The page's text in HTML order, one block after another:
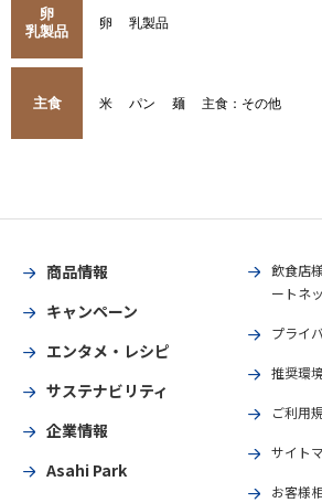
卵
乳製品
卵 乳製品
主食 米 パン 麺 主食：その他
商品情報
キャンペーン
エンタメ・レシピ
サステナビリティ
企業情報
Asahi Park
飲食店
ートネッ
プライ
推奨環
ご利用
サイト
お客様